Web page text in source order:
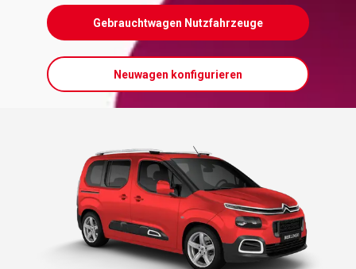
Gebrauchtwagen Nutzfahrzeuge
Neuwagen konfigurieren